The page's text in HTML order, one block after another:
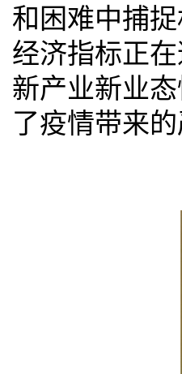
和困难中捕
经济指标正
新产业新业
了疫情带来